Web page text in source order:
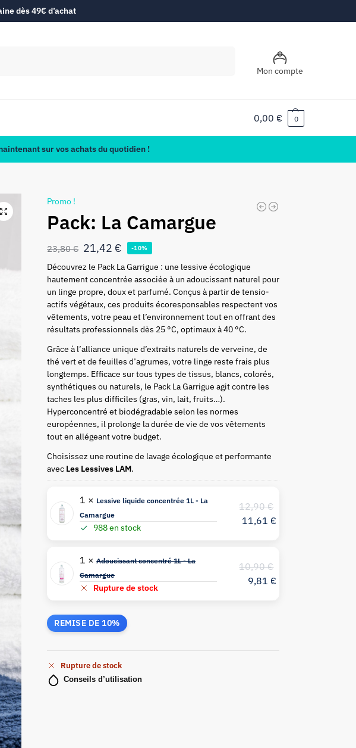
dès 49€ d’achat
Mon compte
0,00 € 0
sur vos achats du quotidien !
Promo !
Pack: La Camargue
23,80€ 21,42 € -10%
Découvrez le Pack La Garrigue : une lessive écologique
hautement concentrée associée à un adoucissant naturel pour
un linge propre, doux et parfumé. Conçus à partir de tensio-
actifs végétaux, ces produits écoresponsables respectent vos
vêtements, votre peau et l’environnement tout en offrant des
résultats professionnels dès 25 °C, optimaux à 40 °C.
Grâce à l’alliance unique d’extraits naturels de verveine, de
thé vert et de feuilles d’agrumes, votre linge reste frais plus
longtemps. Efficace sur tous types de tissus, blancs, colorés,
synthétiques ou naturels, le Pack La Garrigue agit contre les
taches les plus difficiles (gras, vin, lait, fruits…).
Hyperconcentré et biodégradable selon les normes
européennes, il prolonge la durée de vie de vos vêtements
tout en allégeant votre budget.
Choisissez une routine de lavage écologique et performante
avec Les Lessives LAM.
1 × Lessive liquide concentrée 1L - La
Camargue
988 en stock
12,90€
11,61 €
1 ×Adoucissant concentré 1L - La
Camargue
Rupture de stock
10,90€
9,81 €
REMISE DE 10%
Rupture de stock
Conseils d’utilisation